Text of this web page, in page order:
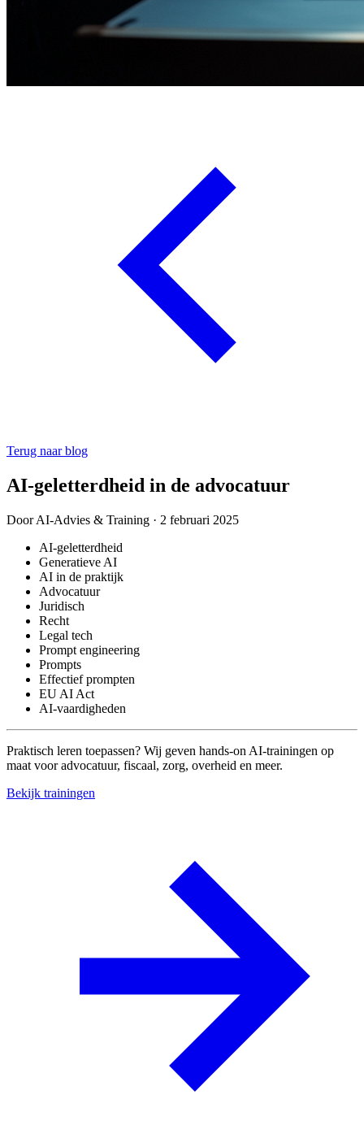
Terug naar blog
AI-geletterdheid in de advocatuur
DoorAI-Advies & Training · 2 februari 2025
AI-geletterdheid
Generatieve AI
AI in de praktijk
Advocatuur
Juridisch
Recht
Legal tech
Prompt engineering
Prompts
Effectief prompten
EU AI Act
AI-vaardigheden
Praktisch leren toepassen? Wij geven hands-on AI-trainingen op
maat voor advocatuur, fiscaal, zorg, overheid en meer.
Bekijk trainingen